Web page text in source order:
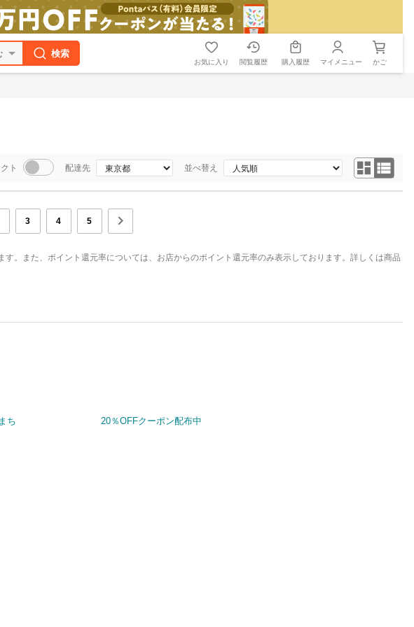
検索
お気に入り 閲覧履歴 購入履歴 マイメニュー かご
ト 配達先 並べ替え
3 4 5
。また、ポイント還元率については、お店からのポイント還元率のみ表示しております。詳しくは商品
ち 20％OFFクーポン配布中